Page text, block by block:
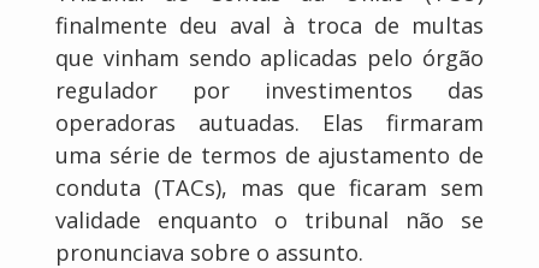
finalmente deu aval à troca de multas
que vinham sendo aplicadas pelo órgão
regulador por investimentos das
operadoras autuadas. Elas firmaram
uma série de termos de ajustamento de
conduta (TACs), mas que ficaram sem
validade enquanto o tribunal não se
pronunciava sobre o assunto.